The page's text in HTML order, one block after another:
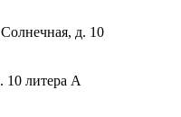
д. 10
10 литера А